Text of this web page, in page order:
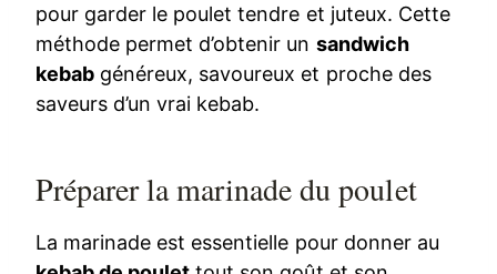
pour garder le poulet tendre et juteux. Cette
méthode permet d’obtenir un sandwich
kebab généreux, savoureux et proche des
saveurs d’un vrai kebab.
Préparer la marinade du poulet
La marinade est essentielle pour donner au